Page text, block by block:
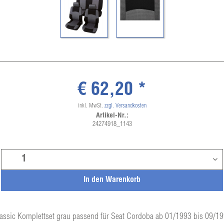
Komplettset grau passend für Seat Cordoba ab 01/1993 bis 09/
In den Warenkorb
€ 62,20 *
inkl. MwSt. zzgl. Versandkosten
Artikel-Nr.:
24274918_1143